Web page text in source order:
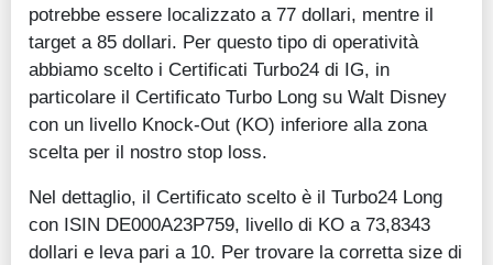
potrebbe essere localizzato a 77 dollari, mentre il
target a 85 dollari. Per questo tipo di operatività
abbiamo scelto i Certificati Turbo24 di IG, in
particolare il Certificato Turbo Long su Walt Disney
con un livello Knock-Out (KO) inferiore alla zona
scelta per il nostro stop loss.
Nel dettaglio, il Certificato scelto è il Turbo24 Long
con ISIN DE000A23P759, livello di KO a 73,8343
dollari e leva pari a 10. Per trovare la corretta size di